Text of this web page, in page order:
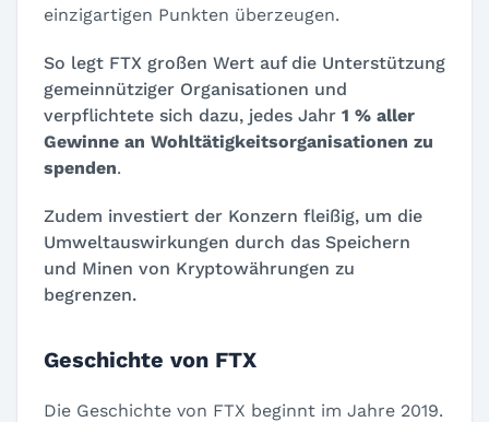
einzigartigen Punkten überzeugen.
So legt FTX großen Wert auf die Unterstützung
gemeinnütziger Organisationen und
verpflichtete sich dazu, jedes Jahr 1 % aller
Gewinne an Wohltätigkeitsorganisationen zu
spenden.
Zudem investiert der Konzern fleißig, um die
Umweltauswirkungen durch das Speichern
und Minen von Kryptowährungen zu
begrenzen.
Geschichte von FTX
Die Geschichte von FTX beginnt im Jahre 2019.